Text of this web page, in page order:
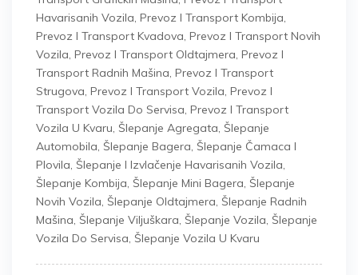
Havarisanih Vozila, Prevoz I Transport Kombija,
Prevoz I Transport Kvadova, Prevoz I Transport Novih
Vozila, Prevoz I Transport Oldtajmera, Prevoz I
Transport Radnih Mašina, Prevoz I Transport
Strugova, Prevoz I Transport Vozila, Prevoz I
Transport Vozila Do Servisa, Prevoz I Transport
Vozila U Kvaru, Šlepanje Agregata, Šlepanje
Automobila, Šlepanje Bagera, Šlepanje Čamaca I
Plovila, Šlepanje I Izvlačenje Havarisanih Vozila,
Šlepanje Kombija, Šlepanje Mini Bagera, Šlepanje
Novih Vozila, Šlepanje Oldtajmera, Šlepanje Radnih
Mašina, Šlepanje Viljuškara, Šlepanje Vozila, Šlepanje
Vozila Do Servisa, Šlepanje Vozila U Kvaru